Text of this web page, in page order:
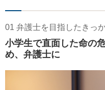
01 弁護士を目指したきっ
小学生で直面した命の
め、弁護士に